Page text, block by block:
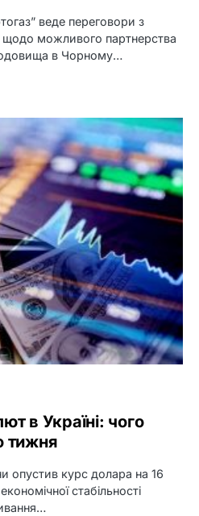
веде переговори з
можливого партнерства
в Чорному…
в Україні: чого
тижня
опустив курс долара на 16
стабільності